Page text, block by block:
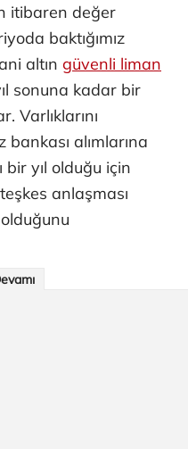
itibaren değer
baktığımız
altın güvenli liman
sonuna kadar bir
Varlıklarını
alımlarına
bir yıl olduğu için
anlaşması
olduğunu